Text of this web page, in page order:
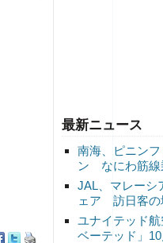
最新ニュース
南海、ピニン
ン なにわ筋線
JAL、マレーシ
ェア 訪日客の
ユナイテッド
ベーテッド」